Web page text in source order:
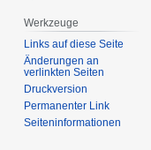
Werkzeuge
Links auf diese Seite
Änderungen an
verlinkten Seiten
Druckversion
Permanenter Link
Seiten­­informationen